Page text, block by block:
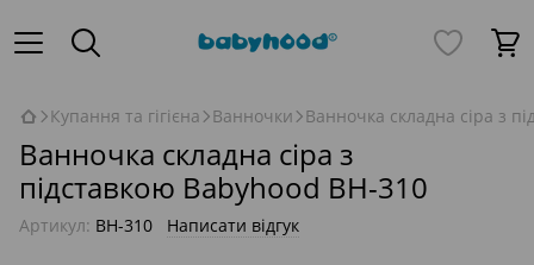
Купання та гігієна Ванночки Ванночка складна сіра з
Ванночка складна сіра з
підставкою Babyhood BH-310
Артикул: BH-310 Написати відгук